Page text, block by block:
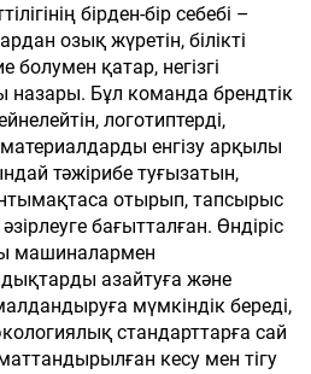
бірден-бір себебі –
озық жүретін, білікті
қатар, негізгі
назары. Бұл команда брендтік
логотиптерді,
енгізу арқылы
тәжірибе туғызатын,
отырып, тапсырыс
бағытталған. Өндіріс
машиналармен
азайтуға және
мүмкіндік береді,
стандарттарға сай
кесу мен тігу